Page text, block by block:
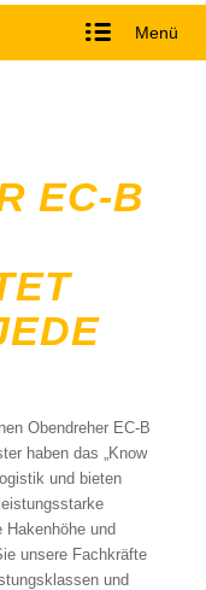
Menü
EC-B
Obendreher EC-B
haben das „Know
und bieten
Hakenhöhe und
unsere Fachkräfte
und